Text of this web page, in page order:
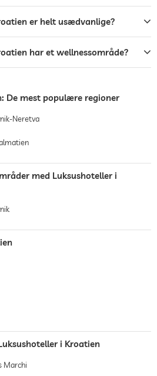
er helt usædvanlige?
har et wellnessområde?
De mest populære regioner
Neretva
med Luksushoteller i
i Kroatien
Marchi